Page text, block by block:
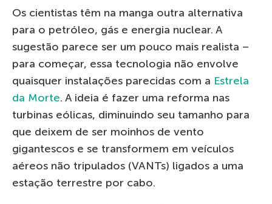
Os cientistas têm na manga outra alternativa
para o petróleo, gás e energia nuclear. A
sugestão parece ser um pouco mais realista –
para começar, essa tecnologia não envolve
quaisquer instalações parecidas com a Estrela
da Morte. A ideia é fazer uma reforma nas
turbinas eólicas, diminuindo seu tamanho para
que deixem de ser moinhos de vento
gigantescos e se transformem em veículos
aéreos não tripulados (VANTs) ligados a uma
estação terrestre por cabo.